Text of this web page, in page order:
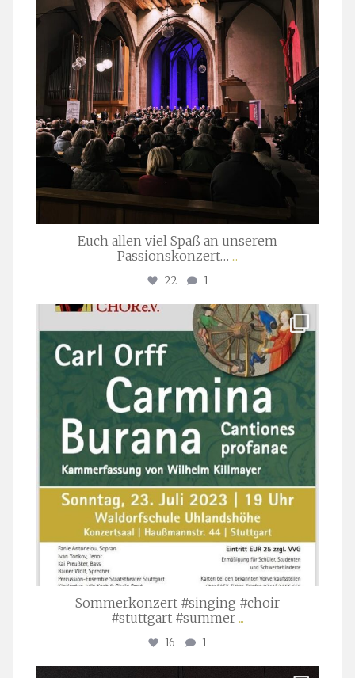
Euch allen viel Spaß an unserem
Passionskonzert… ...
22 1
stuttgarter_oratorienchor
Juli 22
Sommerkonzert #singing #choir
#stuttgart #summer ...
16 1